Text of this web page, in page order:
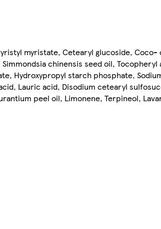
myristate, Cetearyl glucoside,
chinensis seed oil,
Hydroxypropyl starch phosphate,
Lauric acid, Disodium cetearyl
peel oil, Limonene, Terpineol,